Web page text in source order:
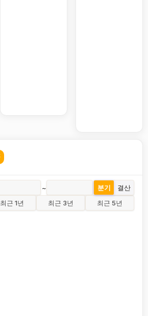
~ 분기
결산
최근 1년
최근 3년 최근 5년